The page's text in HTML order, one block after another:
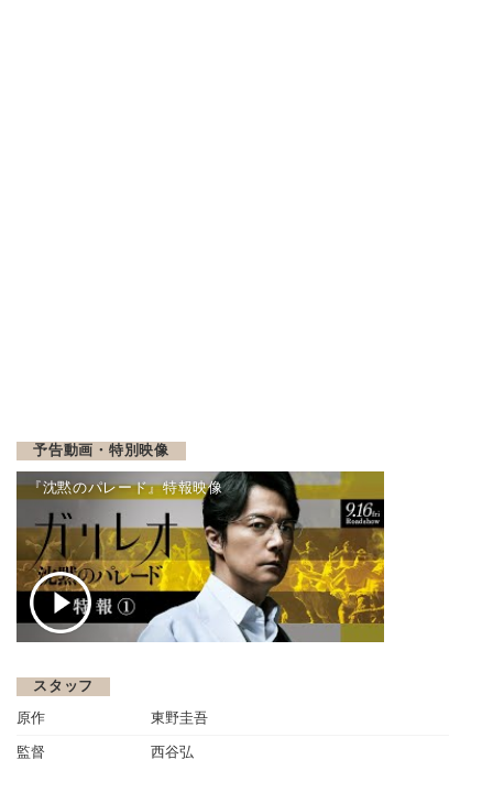
予告動画・特別映像
『沈黙のパレード』特報映像
スタッフ
原作 東野圭吾
監督 西谷弘